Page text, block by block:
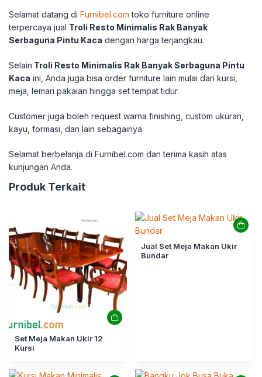
Selamat datang di Furnibel.com toko furniture online
terpercaya jual Troli Resto Minimalis Rak Banyak
Serbaguna Pintu Kaca dengan harga terjangkau.
Selain Troli Resto Minimalis Rak Banyak Serbaguna Pintu
Kaca ini, Anda juga bisa order furniture lain mulai dari kursi,
meja, lemari pakaian hingga set tempat tidur.
Customer juga boleh request warna finishing, custom ukuran,
kayu, formasi, dan lain sebagainya.
Selamat berbelanja di Furnibel.com dan terima kasih atas
kunjungan Anda.
Produk Terkait
Set Meja Makan Ukir 12
Kursi
Jual Set Meja Makan Ukir
Bundar